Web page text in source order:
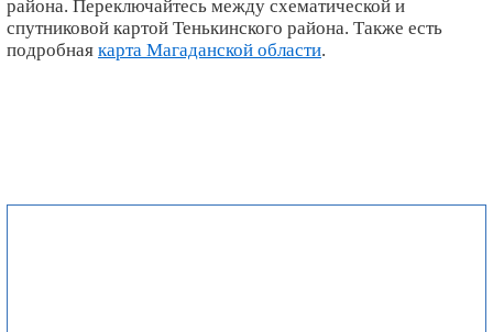
района. Переключайтесь между схематической и
спутниковой картой Тенькинского района. Также есть
подробная карта Магаданской области.